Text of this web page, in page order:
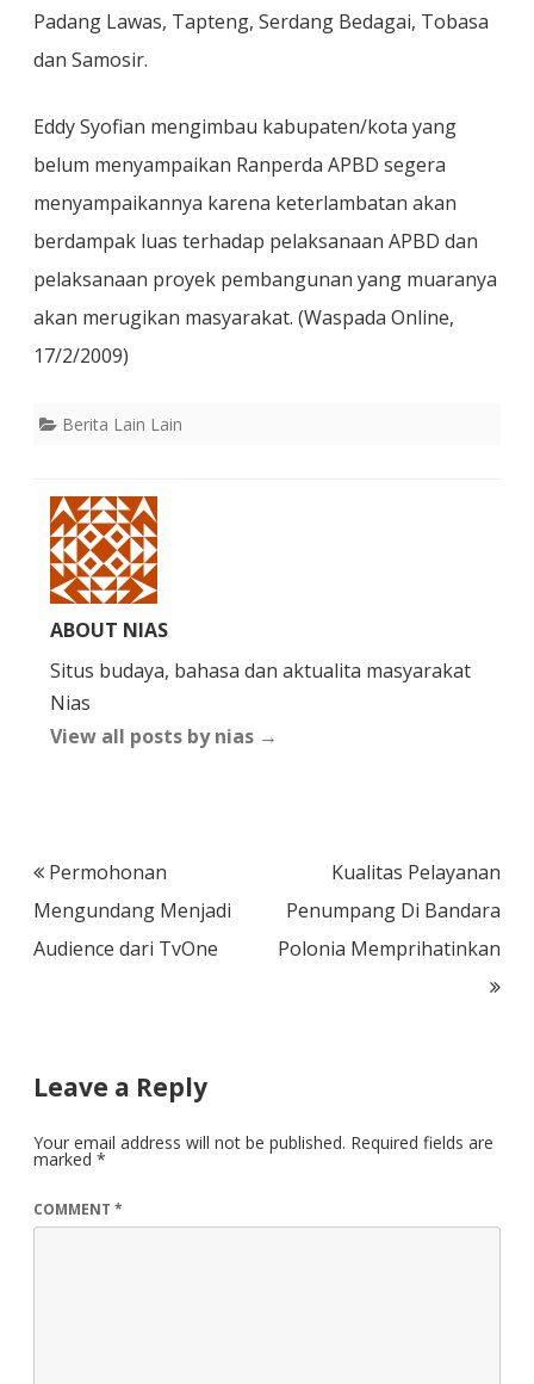
Padang Lawas, Tapteng, Serdang Bedagai, Tobasa
dan Samosir.
Eddy Syofian mengimbau kabupaten/kota yang
belum menyampaikan Ranperda APBD segera
menyampaikannya karena keterlambatan akan
berdampak luas terhadap pelaksanaan APBD dan
pelaksanaan proyek pembangunan yang muaranya
akan merugikan masyarakat. (Waspada Online,
17/2/2009)
Berita Lain Lain
ABOUT NIAS
Situs budaya, bahasa dan aktualita masyarakat
Nias
View all posts by nias →
Post
navigation
Permohonan
Mengundang Menjadi
Audience dari TvOne
Kualitas Pelayanan
Penumpang Di Bandara
Polonia Memprihatinkan
Leave a Reply
Your email address will not be published. Required fields are
marked *
COMMENT *